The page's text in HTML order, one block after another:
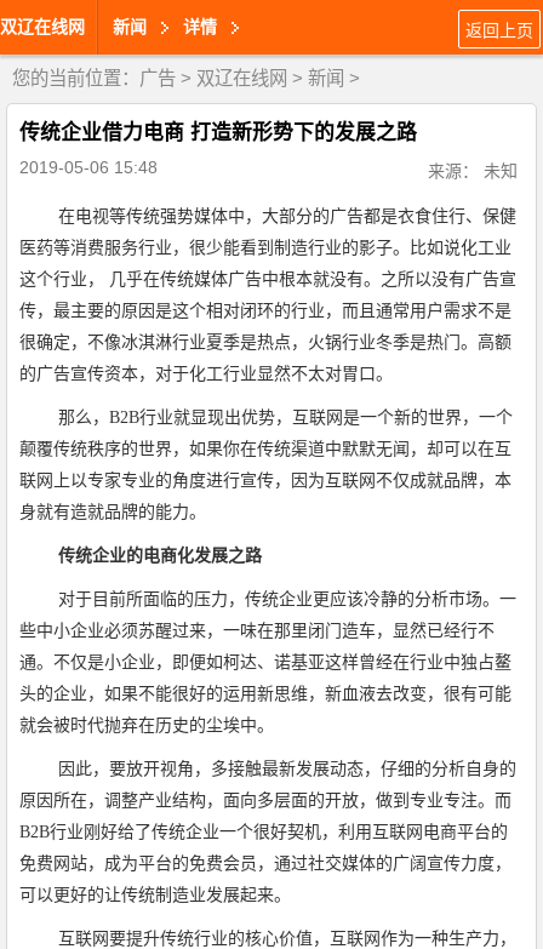
双辽在线网 新闻 详情 返回上页
您的当前位置： 广告 > 双辽在线网 > 新闻 >
传统企业借力电商 打造新形势下的发展之路
2019-05-06 15:48 来源： 未知
在电视等传统强势媒体中，大部分的广告都是衣食住行、保健
医药等消费服务行业，很少能看到制造行业的影子。比如说化工业
这个行业， 几乎在传统媒体广告中根本就没有。之所以没有广告宣
传，最主要的原因是这个相对闭环的行业，而且通常用户需求不是
很确定，不像冰淇淋行业夏季是热点，火锅行业冬季是热门。高额
的广告宣传资本，对于化工行业显然不太对胃口。
那么，B2B行业就显现出优势，互联网是一个新的世界，一个
颠覆传统秩序的世界，如果你在传统渠道中默默无闻，却可以在互
联网上以专家专业的角度进行宣传，因为互联网不仅成就品牌，本
身就有造就品牌的能力。
传统企业的电商化发展之路
对于目前所面临的压力，传统企业更应该冷静的分析市场。一
些中小企业必须苏醒过来，一味在那里闭门造车，显然已经行不
通。不仅是小企业，即便如柯达、诺基亚这样曾经在行业中独占鳌
头的企业，如果不能很好的运用新思维，新血液去改变，很有可能
就会被时代抛弃在历史的尘埃中。
因此，要放开视角，多接触最新发展动态，仔细的分析自身的
原因所在，调整产业结构，面向多层面的开放，做到专业专注。而
B2B行业刚好给了传统企业一个很好契机，利用互联网电商平台的
免费网站，成为平台的免费会员，通过社交媒体的广阔宣传力度，
可以更好的让传统制造业发展起来。
互联网要提升传统行业的核心价值，互联网作为一种生产力，